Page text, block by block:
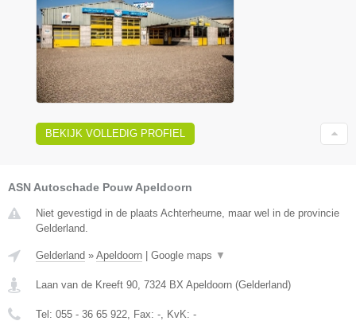
BEKIJK VOLLEDIG PROFIEL
ASN Autoschade Pouw Apeldoorn
Niet gevestigd in de plaats Achterheurne, maar wel in de provincie
Gelderland.
Gelderland » Apeldoorn | Google maps ▼
Laan van de Kreeft 90 7324 BX Apeldoorn (Gelderland)
Tel: 055 - 36 65 922 , Fax: - , KvK: -